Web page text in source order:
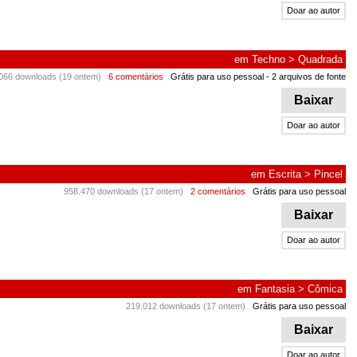
Doar ao autor
em Techno > Quadrada
downloads (19 ontem) 6 comentários Grátis para uso pessoal - 2 arquivos de fonte
Baixar
Doar ao autor
em Escrita> Pincel
958.470 downloads (17 ontem) 2 comentários Grátis para uso pessoal
Baixar
Doar ao autor
em Fantasia> Cômica
219.012 downloads (17 ontem) Grátis para uso pessoal
Baixar
Doar ao autor